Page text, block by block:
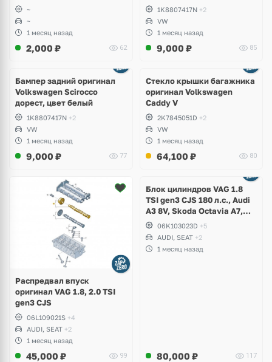
~
~
1 месяц назад
2,000 ₽ 62
1K8807417N +2
VW
1 месяц назад
9,000 ₽ 85
Бампер задний оригинал
Volkswagen Scirocco
дорест, цвет белый
1K8807417N +2
VW
1 месяц назад
9,000 ₽ 77
Стекло крышки багажника
оригинал Volkswagen
Caddy V
2K7845051D +2
VW
1 месяц назад
64,100 ₽ 80
Распредвал впуск
оригинал VAG 1.8, 2.0 TSI
gen3 CJS
06L109021S +4
AUDI, SEAT +2
1 месяц назад
45,000 ₽ 99
2 фото
Блок цилиндров VAG 1.8
TSI gen3 CJS 180 л.с., Audi
A3 8V, Skoda Octavia A7,
Superb, Volkswagen Passat
B8, Golf VII Alltrack, Seat
Leon
06K103023D +5
AUDI, SEAT +2
1 месяц назад
80,000 ₽ 117